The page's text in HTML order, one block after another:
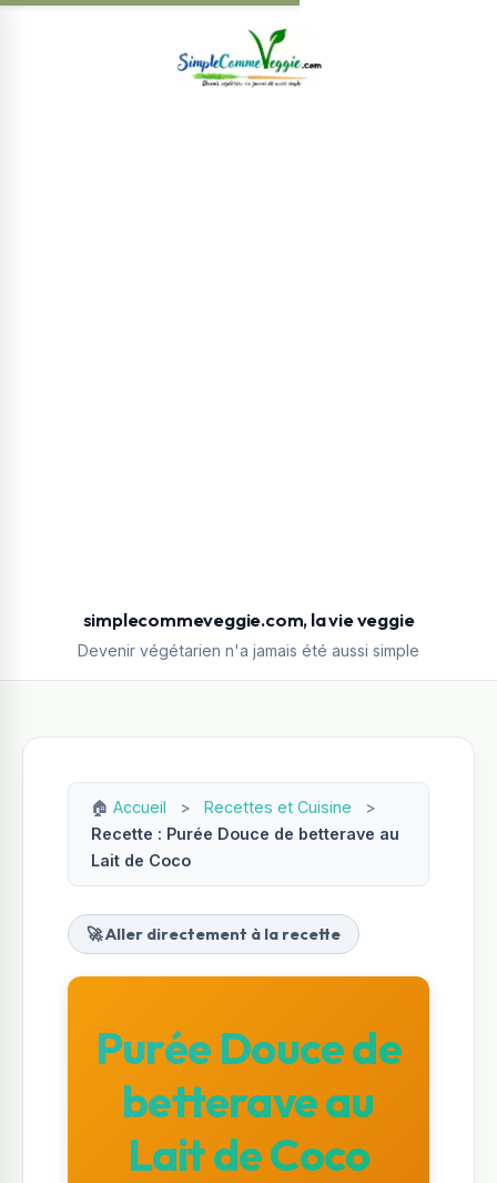
simplecommeveggie.com, la vie veggie
Devenir végétarien n'a jamais été aussi simple
🏠 Accueil > Recettes et Cuisine
>
Recette : Purée Douce de betterave au
Lait de Coco
🚀 Aller directement à la recette
Purée Douce de
betterave au
Lait de Coco